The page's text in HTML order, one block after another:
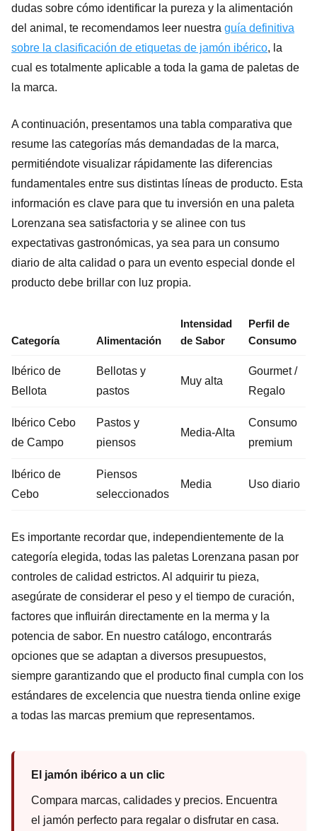
dudas sobre cómo identificar la pureza y la alimentación
del animal, te recomendamos leer nuestra guía definitiva
sobre la clasificación de etiquetas de jamón ibérico, la
cual es totalmente aplicable a toda la gama de paletas de
la marca.
A continuación, presentamos una tabla comparativa que
resume las categorías más demandadas de la marca,
permitiéndote visualizar rápidamente las diferencias
fundamentales entre sus distintas líneas de producto. Esta
información es clave para que tu inversión en una paleta
Lorenzana sea satisfactoria y se alinee con tus
expectativas gastronómicas, ya sea para un consumo
diario de alta calidad o para un evento especial donde el
producto debe brillar con luz propia.
Categoría Alimentación
Intensidad
de Sabor
Perfil de
Consumo
Ibérico de
Bellota
Bellotas y
pastos
Muy alta
Gourmet /
Regalo
Ibérico Cebo
de Campo
Pastos y
piensos
Media-Alta
Consumo
premium
Ibérico de
Cebo
Piensos
seleccionados
Media Uso diario
Es importante recordar que, independientemente de la
categoría elegida, todas las paletas Lorenzana pasan por
controles de calidad estrictos. Al adquirir tu pieza,
asegúrate de considerar el peso y el tiempo de curación,
factores que influirán directamente en la merma y la
potencia de sabor. En nuestro catálogo, encontrarás
opciones que se adaptan a diversos presupuestos,
siempre garantizando que el producto final cumpla con los
estándares de excelencia que nuestra tienda online exige
a todas las marcas premium que representamos.
El jamón ibérico a un clic
Compara marcas, calidades y precios. Encuentra
el jamón perfecto para regalar o disfrutar en casa.